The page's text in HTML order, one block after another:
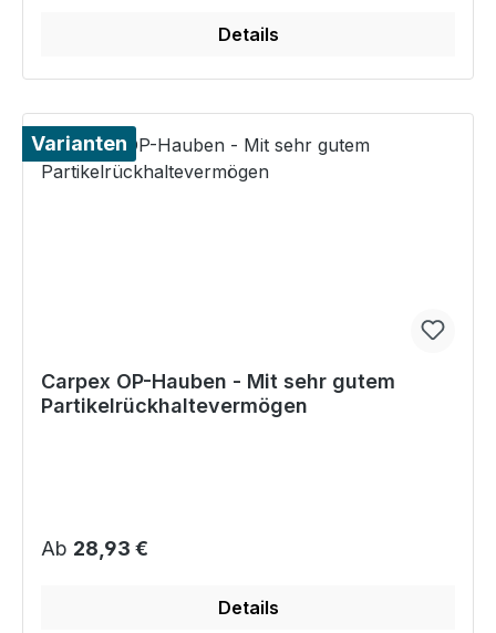
Details
Varianten
Carpex OP-Hauben - Mit sehr gutem
Partikelrückhaltevermögen
Regulärer Preis:
Ab 28,93 €
Details